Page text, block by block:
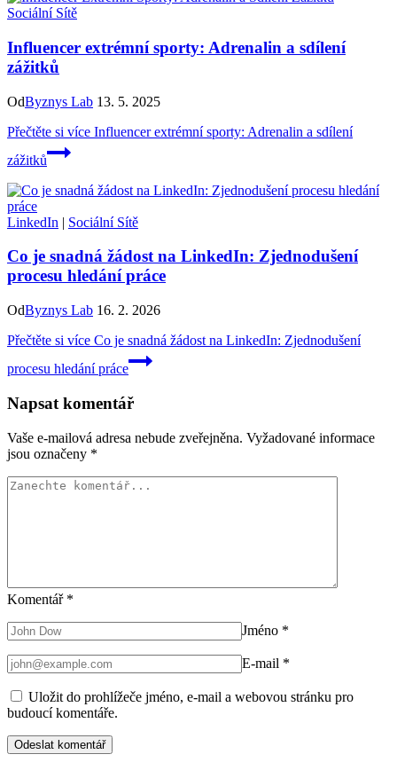
Sociální Sítě
Influencer extrémní sporty: Adrenalin a sdílení
zážitků
OdByznys Lab 13. 5. 2025
Přečtěte si více Influencer extrémní sporty: Adrenalin a sdílení
zážitků
LinkedIn | Sociální Sítě
Co je snadná žádost na LinkedIn: Zjednodušení
procesu hledání práce
OdByznys Lab 16. 2. 2026
Přečtěte si více Co je snadná žádost na LinkedIn: Zjednodušení
procesu hledání práce
Napsat komentář
Vaše e-mailová adresa nebude zveřejněna. Vyžadované informace
jsou označeny *
Komentář *
Jméno *
E-mail *
Uložit do prohlížeče jméno, e-mail a webovou stránku pro
budoucí komentáře.